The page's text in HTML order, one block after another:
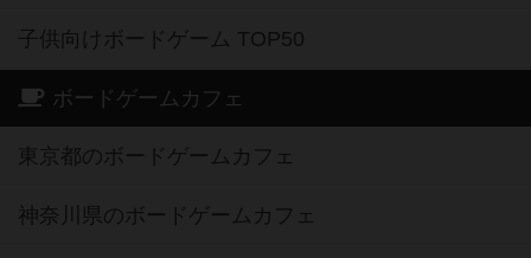
子供向けボードゲーム TOP50
ボードゲームカフェ
東京都のボードゲームカフェ
神奈川県のボードゲームカフェ